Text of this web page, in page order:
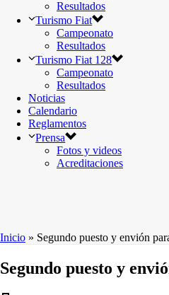
Resultados
Turismo Fiat
Campeonato
Resultados
Turismo Fiat 128
Campeonato
Resultados
Noticias
Calendario
Reglamentos
Prensa
Fotos y videos
Acreditaciones
Inicio » Segundo puesto y envión
Segundo puesto y